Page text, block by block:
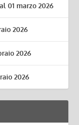
01 marzo 2026
2026
2026
2026